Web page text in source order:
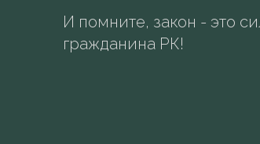
И помните, закон - это
гражданина РК!